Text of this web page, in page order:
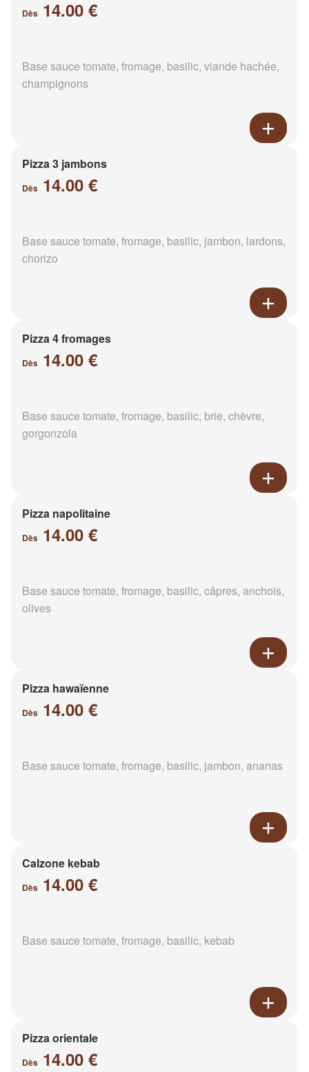
Dès 14.00 €
Base sauce tomate, fromage, basilic, viande hachée,
champignons
Pizza 3 jambons
Dès 14.00 €
Base sauce tomate, fromage, basilic, jambon, lardons,
chorizo
Pizza 4 fromages
Dès 14.00 €
Base sauce tomate, fromage, basilic, brie, chèvre,
gorgonzola
Pizza napolitaine
Dès 14.00 €
Base sauce tomate, fromage, basilic, câpres, anchois,
olives
Pizza hawaïenne
Dès 14.00 €
Base sauce tomate, fromage, basilic, jambon, ananas
Calzone kebab
Dès 14.00 €
Base sauce tomate, fromage, basilic, kebab
Pizza orientale
Dès 14.00 €